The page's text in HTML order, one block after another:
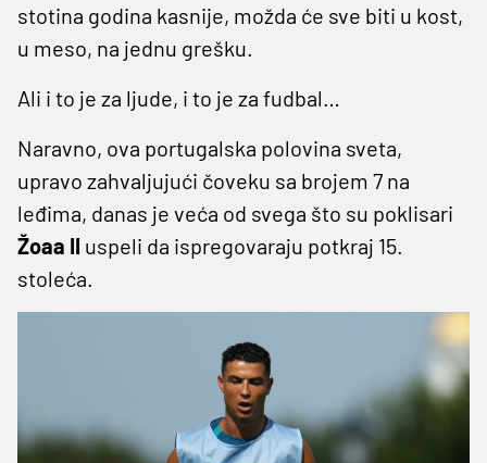
stotina godina kasnije, možda će sve biti u kost,
u meso, na jednu grešku.
Ali i to je za ljude, i to je za fudbal…
Naravno, ova portugalska polovina sveta,
upravo zahvaljujući čoveku sa brojem 7 na
leđima, danas je veća od svega što su poklisari
Žoaa II uspeli da ispregovaraju potkraj 15.
stoleća.